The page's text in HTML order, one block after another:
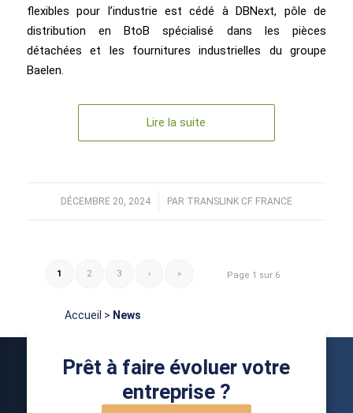
flexibles pour l’industrie est cédé à DBNext, pôle de
distribution en BtoB spécialisé dans les pièces
détachées et les fournitures industrielles du groupe
Baelen.
Lire la suite
DÉCEMBRE 20, 2024
/ PAR TRANSLINK CF FRANCE
Page 1 sur 6
1 2 3 › »
Accueil > News
Prêt à faire évoluer votre
entreprise ?